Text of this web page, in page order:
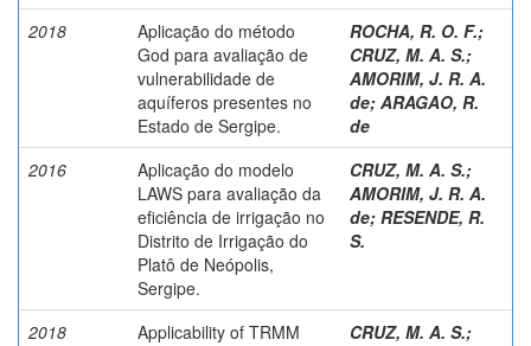
2018
Aplicação do método
God para avaliação de
vulnerabilidade de
aquíferos presentes no
Estado de Sergipe.
ROCHA, R. O. F.;
CRUZ, M. A. S.;
AMORIM, J. R. A.
de; ARAGAO, R.
de
2016
Aplicação do modelo
LAWS para avaliação da
eficiência de irrigação no
Distrito de Irrigação do
Platô de Neópolis,
Sergipe.
CRUZ, M. A. S.;
AMORIM, J. R. A.
de; RESENDE, R.
S.
2018
Applicability of TRMM
CRUZ, M. A. S.;